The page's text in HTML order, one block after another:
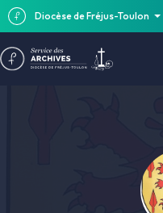
Diocèse de Fréjus-Toulon